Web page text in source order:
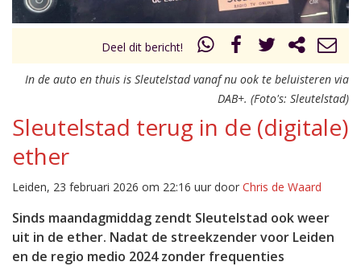
Deel dit bericht!
In de auto en thuis is Sleutelstad vanaf nu ook te beluisteren via
DAB+. (Foto's: Sleutelstad)
Sleutelstad terug in de (digitale)
ether
Leiden, 23 februari 2026 om 22:16 uur door Chris de Waard
Sinds maandagmiddag zendt Sleutelstad ook weer
uit in de ether. Nadat de streekzender voor Leiden
en de regio medio 2024 zonder frequenties